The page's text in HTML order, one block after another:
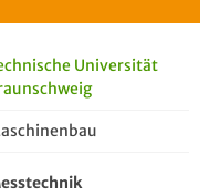
25
Universität